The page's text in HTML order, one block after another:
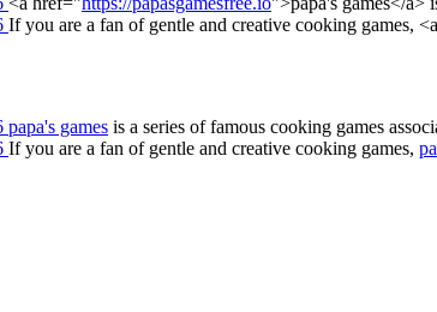
If you are a fan of gentle and creative cooking games,
papa's games is a series of famous cooking games
If you are a fan of gentle and creative cooking games,